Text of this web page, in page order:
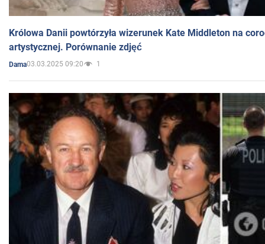
Królowa Danii powtórzyła wizerunek Kate Middleton na
artystycznej. Porównanie zdjęć
Dama03.03.2025 09:20 1